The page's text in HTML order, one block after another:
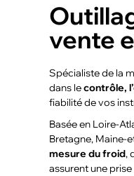
vente
Spécialiste de la
dans lecontrôle,
fiabilité de vos
Basée en Loire-
Bretagne, Maine-
mesure du froid,
assurent une